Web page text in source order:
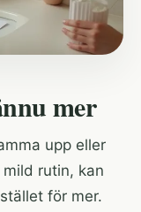
mer
upp eller
rutin, kan
för mer.